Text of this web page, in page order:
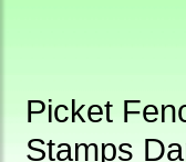
Picket
Stamps